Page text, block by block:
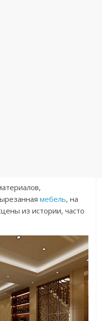
мебель, на
из истории, часто